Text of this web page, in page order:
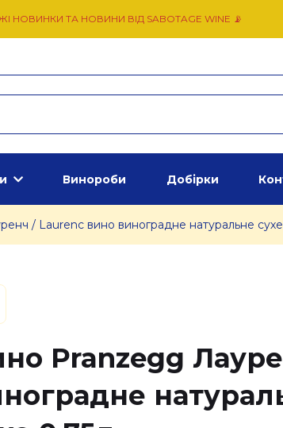
НОВИНКИ ТА НОВИНИ ВІД SABOTAGE WINE 📡
Винороби Добірки
/ Laurenc вино виноградне натуральне
Pranzegg